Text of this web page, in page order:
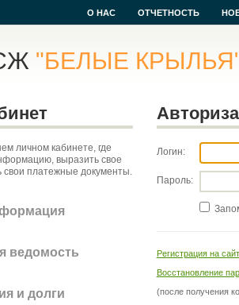
"БЕЛЫЕ
О НАС ОТЧЕТНОСТЬ
личном кабинете, где
выразить свое
свои платежные документы.
ведомость
и долги
Логин:
Пароль:
Регистрация на
Восстановление
(после получения